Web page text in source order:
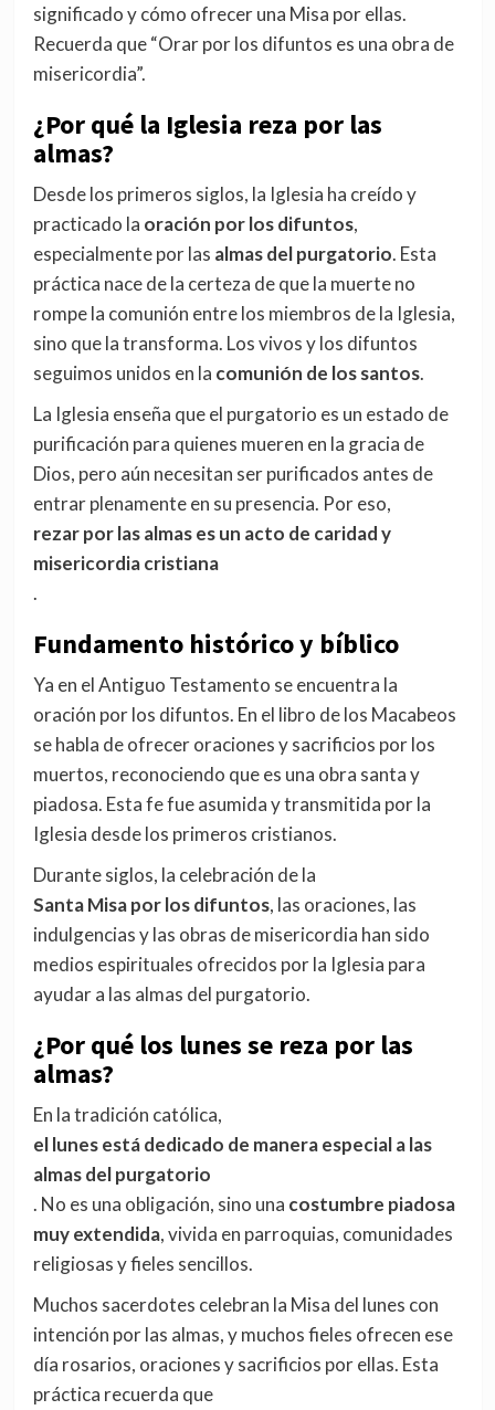
significado y cómo ofrecer una Misa por ellas.
Recuerda que “Orar por los difuntos es una obra de
misericordia”.
¿Por qué la Iglesia reza por las
almas?
Desde los primeros siglos, la Iglesia ha creído y
practicado la oración por los difuntos,
especialmente por las almas del purgatorio. Esta
práctica nace de la certeza de que la muerte no
rompe la comunión entre los miembros de la Iglesia,
sino que la transforma. Los vivos y los difuntos
seguimos unidos en la comunión de los santos.
La Iglesia enseña que el purgatorio es un estado de
purificación para quienes mueren en la gracia de
Dios, pero aún necesitan ser purificados antes de
entrar plenamente en su presencia. Por eso,
rezar por las almas es un acto de caridad y
misericordia cristiana
.
Fundamento histórico y bíblico
Ya en el Antiguo Testamento se encuentra la
oración por los difuntos. En el libro de los Macabeos
se habla de ofrecer oraciones y sacrificios por los
muertos, reconociendo que es una obra santa y
piadosa. Esta fe fue asumida y transmitida por la
Iglesia desde los primeros cristianos.
Durante siglos, la celebración de la
Santa Misa por los difuntos, las oraciones, las
indulgencias y las obras de misericordia han sido
medios espirituales ofrecidos por la Iglesia para
ayudar a las almas del purgatorio.
¿Por qué los lunes se reza por las
almas?
En la tradición católica,
el lunes está dedicado de manera especial a las
almas del purgatorio
. No es una obligación, sino una costumbre piadosa
muy extendida, vivida en parroquias, comunidades
religiosas y fieles sencillos.
Muchos sacerdotes celebran la Misa del lunes con
intención por las almas, y muchos fieles ofrecen ese
día rosarios, oraciones y sacrificios por ellas. Esta
práctica recuerda que